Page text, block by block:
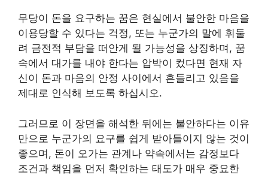
무당이 돈을 요구하는 꿈은 현실에서 불안한 마음을
이용당할 수 있다는 걱정, 또는 누군가의 말에 휘둘
려 금전적 부담을 떠안게 될 가능성을 상징하며, 꿈
속에서 대가를 내야 한다는 압박이 컸다면 현재 자
신이 돈과 마음의 안정 사이에서 흔들리고 있음을
제대로 인식해 보도록 하십시오.
그러므로 이 장면을 해석한 뒤에는 불안하다는 이유
만으로 누군가의 요구를 쉽게 받아들이지 않는 것이
좋으며, 돈이 오가는 관계나 약속에서는 감정보다
조건과 책임을 먼저 확인하는 태도가 매우 중요한